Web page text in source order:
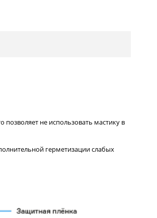
не использовать мастику в
герметизации слабых